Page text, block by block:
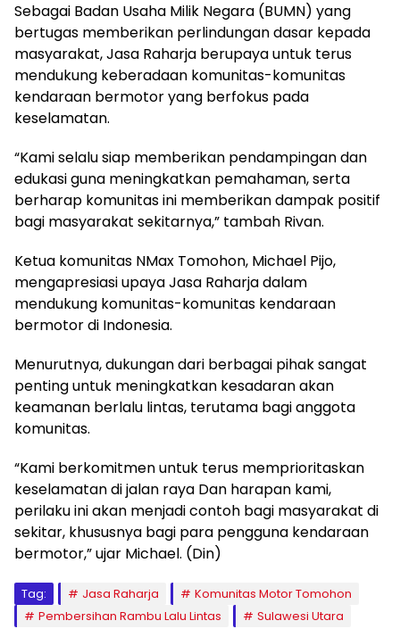
Sebagai Badan Usaha Milik Negara (BUMN) yang
bertugas memberikan perlindungan dasar kepada
masyarakat, Jasa Raharja berupaya untuk terus
mendukung keberadaan komunitas-komunitas
kendaraan bermotor yang berfokus pada
keselamatan.
“Kami selalu siap memberikan pendampingan dan
edukasi guna meningkatkan pemahaman, serta
berharap komunitas ini memberikan dampak positif
bagi masyarakat sekitarnya,” tambah Rivan.
Ketua komunitas NMax Tomohon, Michael Pijo,
mengapresiasi upaya Jasa Raharja dalam
mendukung komunitas-komunitas kendaraan
bermotor di Indonesia.
Menurutnya, dukungan dari berbagai pihak sangat
penting untuk meningkatkan kesadaran akan
keamanan berlalu lintas, terutama bagi anggota
komunitas.
“Kami berkomitmen untuk terus memprioritaskan
keselamatan di jalan raya Dan harapan kami,
perilaku ini akan menjadi contoh bagi masyarakat di
sekitar, khususnya bagi para pengguna kendaraan
bermotor,” ujar Michael. (Din)
Tag: Jasa Raharja
Komunitas Motor Tomohon
Pembersihan Rambu Lalu Lintas
Sulawesi Utara